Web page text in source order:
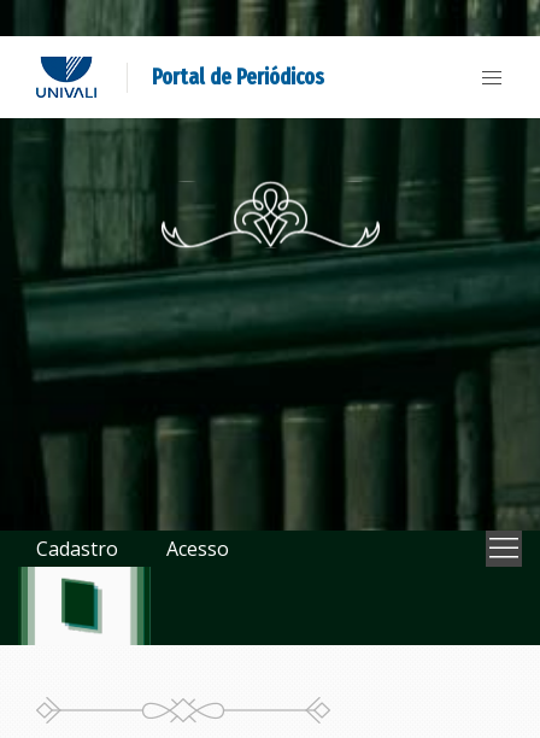
Portal de Periódicos
Cadastro Acesso